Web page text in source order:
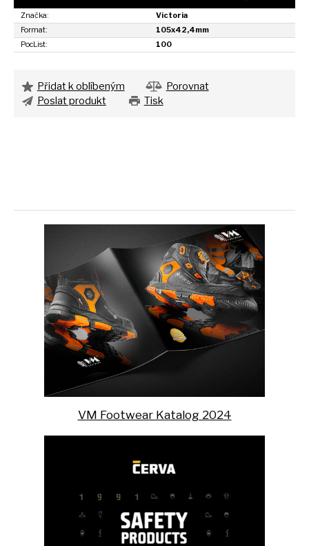
Značka:
Victoria
Format:
105x42,4mm
PocList:
100
Přidat k oblíbeným
Porovnat
Poslat produkt
Tisk
VM Footwear Katalog 2024